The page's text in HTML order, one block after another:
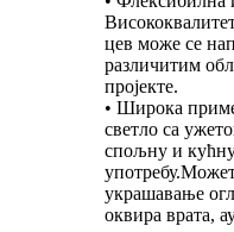
цев може се
различитим
пројекте.
• Широка
светло са
спољну и
украшавање
оквира врата,